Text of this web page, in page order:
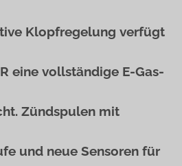
Klopfregelung verfügt
eine vollständige E-Gas-
Zündspulen mit
und neue Sensoren für